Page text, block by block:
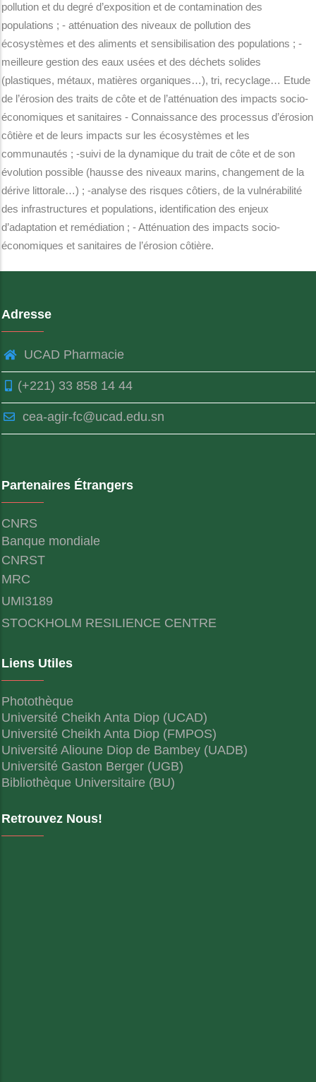
pollution et du degré d’exposition et de contamination des
populations ; - atténuation des niveaux de pollution des
écosystèmes et des aliments et sensibilisation des populations ; -
meilleure gestion des eaux usées et des déchets solides
(plastiques, métaux, matières organiques…), tri, recyclage… Etude
de l’érosion des traits de côte et de l’atténuation des impacts socio-
économiques et sanitaires - Connaissance des processus d’érosion
côtière et de leurs impacts sur les écosystèmes et les
communautés ; -suivi de la dynamique du trait de côte et de son
évolution possible (hausse des niveaux marins, changement de la
dérive littorale…) ; -analyse des risques côtiers, de la vulnérabilité
des infrastructures et populations, identification des enjeux
d’adaptation et remédiation ; - Atténuation des impacts socio-
économiques et sanitaires de l’érosion côtière.
Adresse
UCAD Pharmacie
(+221) 33 858 14 44
cea-agir-fc@ucad.edu.sn
Partenaires Étrangers
CNRS
Banque mondiale
CNRST
MRC
UMI3189
STOCKHOLM RESILIENCE CENTRE
Liens Utiles
Photothèque
Université Cheikh Anta Diop (UCAD)
Université Cheikh Anta Diop (FMPOS)
Université Alioune Diop de Bambey (UADB)
Université Gaston Berger (UGB)
Bibliothèque Universitaire (BU)
Retrouvez Nous!